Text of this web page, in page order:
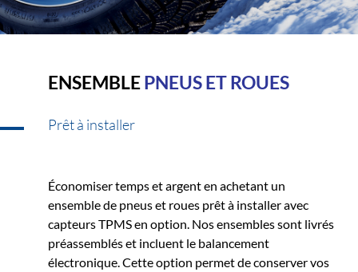
ENSEMBLEPNEUS ET ROUES
Prêt à installer
Économiser temps et argent en achetant un
ensemble de pneus et roues prêt à installer avec
capteurs TPMS en option. Nos ensembles sont livrés
préassemblés et incluent le balancement
électronique. Cette option permet de conserver vos